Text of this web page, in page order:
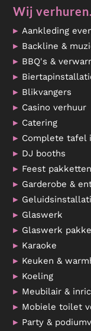
Wij
Aankleding
Backline &
BBQ's &
Blikvangers
Casino verhuur
Catering
Complete tafel
DJ booths
Feest pakketten
Garderobe &
Glaswerk
Glaswerk
Karaoke
Keuken &
Koeling
Meubilair &
Mobiele toilet
Party &